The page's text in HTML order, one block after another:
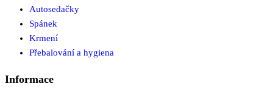
Autosedačky
Spánek
Krmení
Přebalování a hygiena
Informace